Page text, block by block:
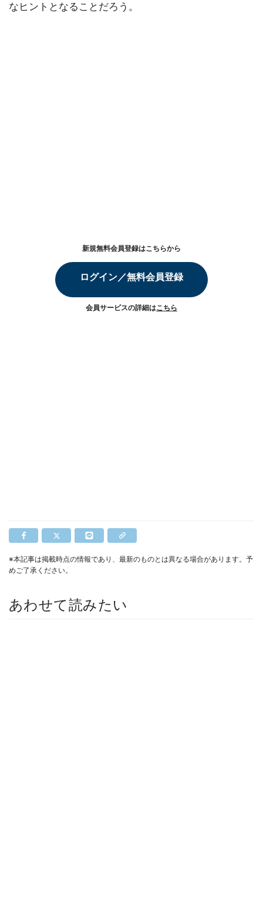
なヒントとなることだろう。
新規無料会員登録はこちらから
ログイン／無料会員登録
会員サービスの詳細はこちら
※本記事は掲載時点の情報であり、最新のものとは異なる場合があります。予
めご了承ください。
あわせて読みたい